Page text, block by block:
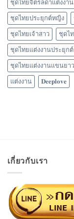
ชุดไทยจิตรลดาแต่งงาน
ชุดไทยประยุกต์หญิง
ชุดไทยเจ้าสาว ชุดไ
ชุดไทยแต่งงานประยุกต์
ชุดไทยแต่งงานแขนยาว
แต่งงาน 𝐃𝐞𝐞𝐩𝐥𝐨𝐯𝐞
เกี่ยวกับเรา